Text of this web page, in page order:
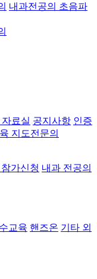
내과전공의 초음파
료실 공지사항 인증
지도전문의
가신청 내과 전공의
교육 핸즈온 기타 외